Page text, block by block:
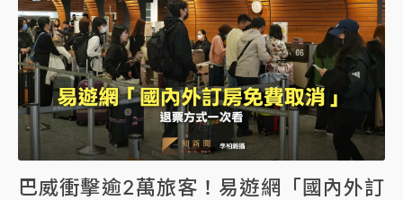
巴威衝擊逾2萬旅客！易遊網「國內外訂